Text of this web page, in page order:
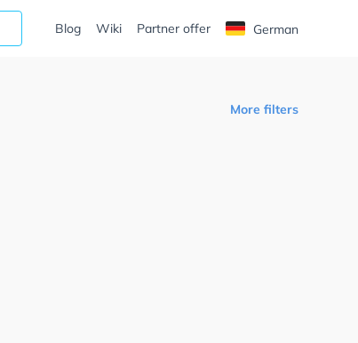
Blog Wiki Partner offer German
More filters